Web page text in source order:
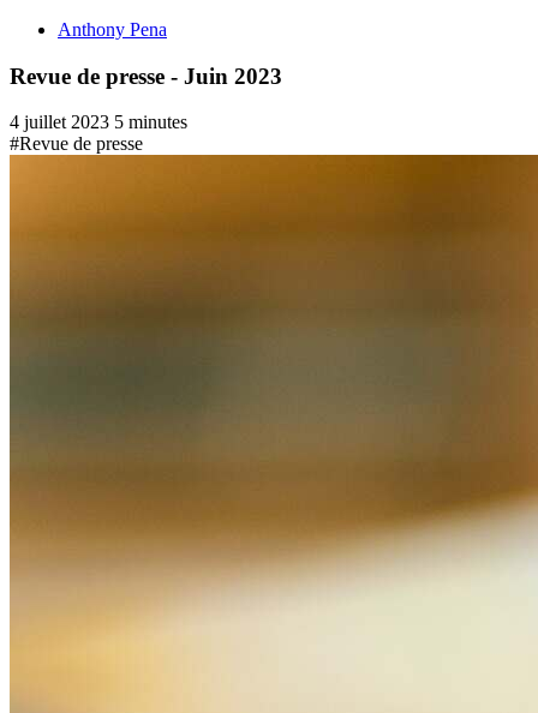
Anthony Pena
Revue de presse - Juin 2023
4 juillet 2023 5 minutes
#Revue de presse